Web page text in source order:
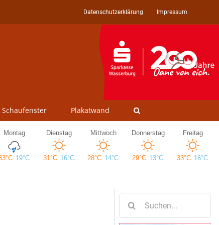
Datenschutzerklärung Impressum
Schaufenster Plakatwand
nach: